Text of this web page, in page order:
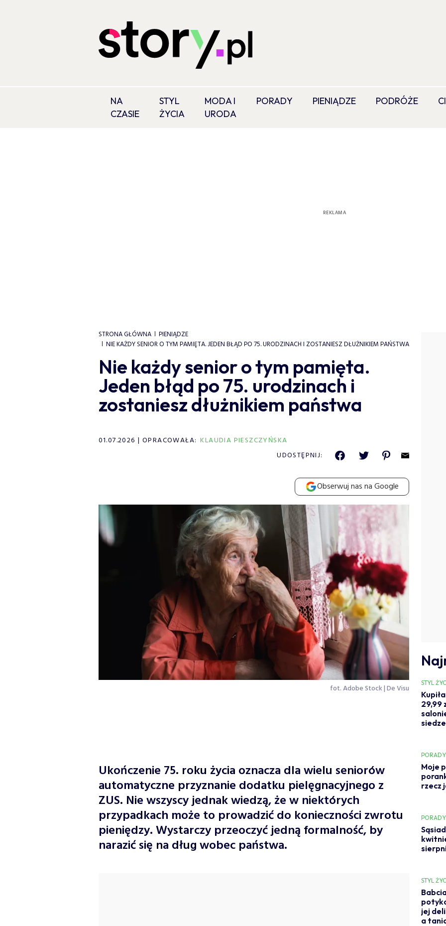
NA
CZASIE
STYL
ŻYCIA
MODA I
URODA
PORADY PIENIĄDZE PODRÓŻE
STRONA GŁÓWNA
PIENIĄDZE
NIE KAŻDY SENIOR O TYM PAMIĘTA. JEDEN BŁĄD PO 75. URODZINACH I ZOSTANIESZ DŁUŻNIKIEM PAŃSTWA
Nie każdy senior o tym pamięta.
Jeden błąd po 75. urodzinach i
zostaniesz dłużnikiem państwa
01.07.2026 OPRACOWAŁA: KLAUDIA PIESZCZYŃSKA
UDOSTĘPNIJ:
Obserwuj nas na Google
fot. Adobe Stock | De Visu
Ukończenie 75. roku życia oznacza dla wielu seniorów
automatyczne przyznanie dodatku pielęgnacyjnego z
ZUS. Nie wszyscy jednak wiedzą, że w niektórych
przypadkach może to prowadzić do konieczności zwrotu
pieniędzy. Wystarczy przeoczyć jedną formalność, by
narazić się na dług wobec państwa.
STYL
29,99
PORADY
Moje
rzecz
PORADY
STYL
jej
a